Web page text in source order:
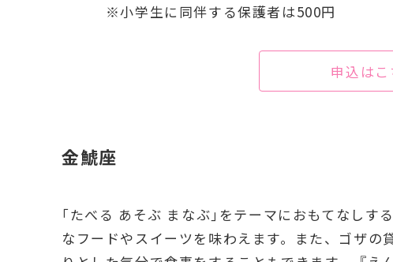
※小学生に同伴する保護者は500円
申込は
金鯱座
｢たべる あそぶ まなぶ｣をテーマにおもてなしす
なフードやスイーツを味わえます。また、ゴザ